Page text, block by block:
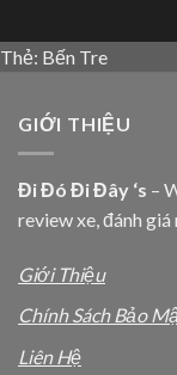
Thẻ: Bến Tre
GIỚI THIỆU
Đi Đó Đi Đây ‘s –
review xe, đánh
Giới Thiệu
Chính Sách Bảo
Liên Hệ